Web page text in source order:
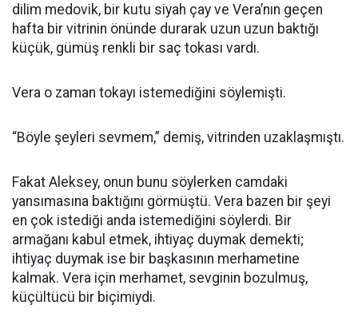
dilim medovik, bir kutu siyah çay ve Vera’nın geçen
hafta bir vitrinin önünde durarak uzun uzun baktığı
küçük, gümüş renkli bir saç tokası vardı.
Vera o zaman tokayı istemediğini söylemişti.
“Böyle şeyleri sevmem,” demiş, vitrinden uzaklaşmıştı.
Fakat Aleksey, onun bunu söylerken camdaki
yansımasına baktığını görmüştü. Vera bazen bir şeyi
en çok istediği anda istemediğini söylerdi. Bir
armağanı kabul etmek, ihtiyaç duymak demekti;
ihtiyaç duymak ise bir başkasının merhametine
kalmak. Vera için merhamet, sevginin bozulmuş,
küçültücü bir biçimiydi.